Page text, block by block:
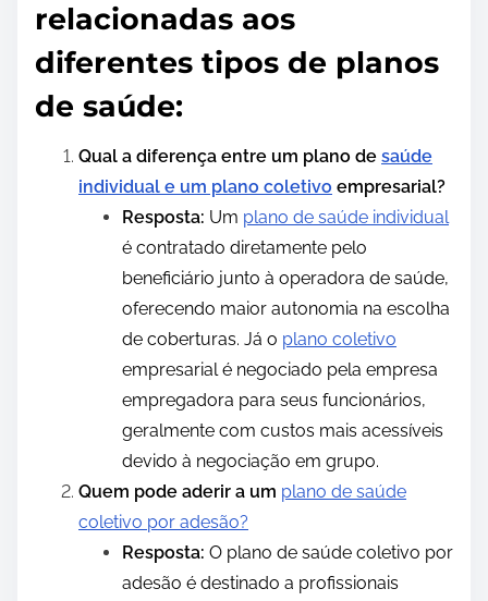
relacionadas aos
diferentes tipos de planos
de saúde:
Qual a diferença entre um plano de saúde
individual e um plano coletivo empresarial?
Resposta: Um plano de saúde individual
é contratado diretamente pelo
beneficiário junto à operadora de saúde,
oferecendo maior autonomia na escolha
de coberturas. Já o plano coletivo
empresarial é negociado pela empresa
empregadora para seus funcionários,
geralmente com custos mais acessíveis
devido à negociação em grupo.
Quem pode aderir a um plano de saúde
coletivo por adesão?
Resposta: O plano de saúde coletivo por
adesão é destinado a profissionais